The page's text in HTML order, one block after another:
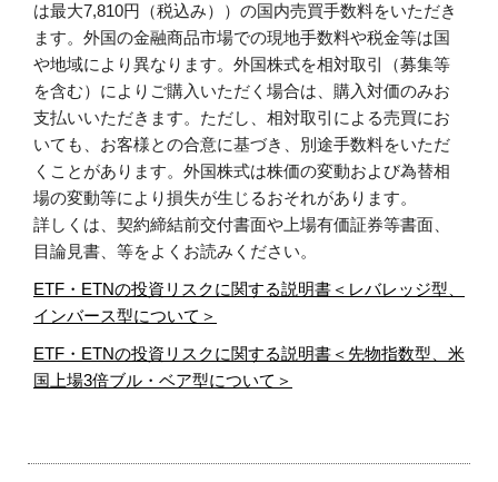
は最大7,810円（税込み））の国内売買手数料をいただき
ます。外国の金融商品市場での現地手数料や税金等は国
や地域により異なります。外国株式を相対取引（募集等
を含む）によりご購入いただく場合は、購入対価のみお
支払いいただきます。ただし、相対取引による売買にお
いても、お客様との合意に基づき、別途手数料をいただ
くことがあります。外国株式は株価の変動および為替相
場の変動等により損失が生じるおそれがあります。
詳しくは、契約締結前交付書面や上場有価証券等書面、
目論見書、等をよくお読みください。
ETF・ETNの投資リスクに関する説明書＜レバレッジ型、
インバース型について＞
ETF・ETNの投資リスクに関する説明書＜先物指数型、米
国上場3倍ブル・ベア型について＞